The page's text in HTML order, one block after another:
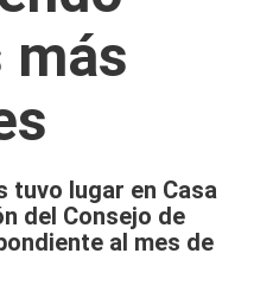
más
tuvo lugar en Casa
del Consejo de
al mes de